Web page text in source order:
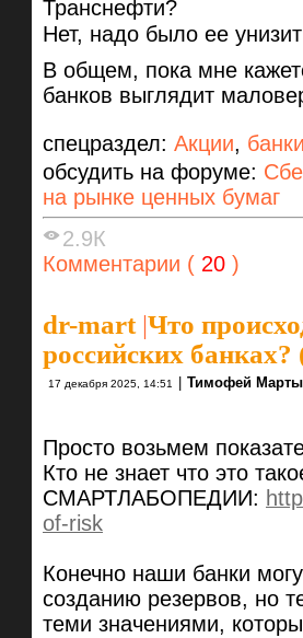
Транснефти?
Нет, надо было ее
В общем, пока мне
банков выглядит
спецраздел: Акции,
обсудить на форуме:
на рынке ценных бумаг
2.9К
Комментарии ( 20 )
dr-mart|Что
российских банках?
17 декабря 2025, 14:51 Тимофей
Просто возьмем
Кто не знает что это
СМАРТЛАБОПЕДИИ:
of-risk
Конечно наши банки
созданию резервов, но
теми значениями,